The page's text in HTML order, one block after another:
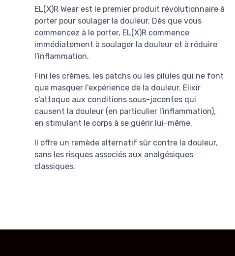
EL(X)R Wear est le premier produit révolutionnaire à
porter pour soulager la douleur. Dès que vous
commencez à le porter, EL(X)R commence
immédiatement à soulager la douleur et à réduire
l'inflammation.
Fini les crèmes, les patchs ou les pilules qui ne font
que masquer l'expérience de la douleur. Elixir
s'attaque aux conditions sous-jacentes qui
causent la douleur (en particulier l'inflammation),
en stimulant le corps à se guérir lui-même.
Il offre un remède alternatif sûr contre la douleur,
sans les risques associés aux analgésiques
classiques.